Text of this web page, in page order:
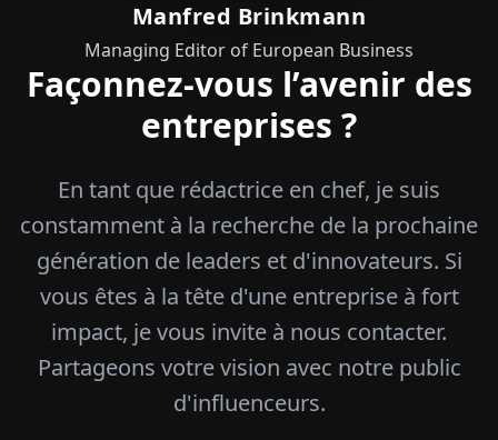
Manfred Brinkmann
Managing Editor of European Business
Façonnez-vous l’avenir des
entreprises ?
En tant que rédactrice en chef, je suis
constamment à la recherche de la prochaine
génération de leaders et d'innovateurs. Si
vous êtes à la tête d'une entreprise à fort
impact, je vous invite à nous contacter.
Partageons votre vision avec notre public
d'influenceurs.